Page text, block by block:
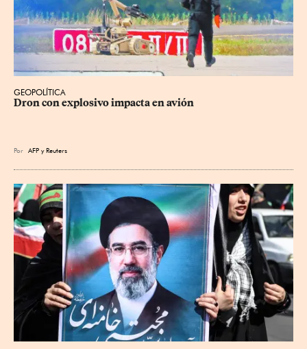
GEOPOLÍTICA
Dron con explosivo impacta en avión
Por AFP yReuters